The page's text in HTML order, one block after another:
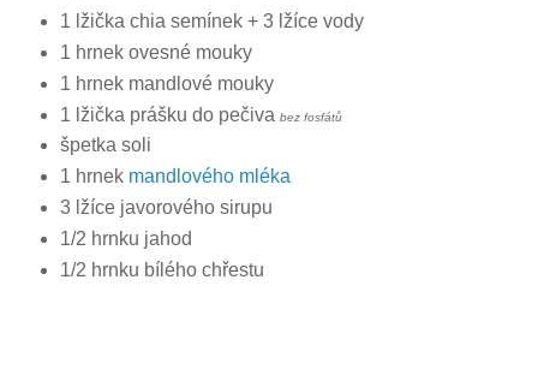
1 lžička chia semínek + 3 lžíce vody
1 hrnek ovesné mouky
1 hrnek mandlové mouky
1 lžička prášku do pečiva bez fosfátů
špetka soli
1 hrnek mandlového mléka
3 lžíce javorového sirupu
1/2 hrnku jahod
1/2 hrnku bílého chřestu